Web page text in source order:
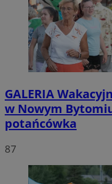
GALERIA
w Nowym
potańcówka
87